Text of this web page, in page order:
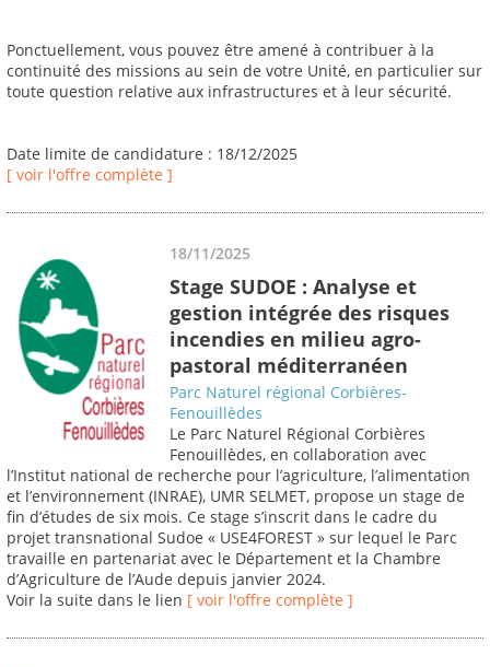
Ponctuellement, vous pouvez être amené à contribuer à la
continuité des missions au sein de votre Unité, en particulier sur
toute question relative aux infrastructures et à leur sécurité.
Date limite de candidature : 18/12/2025
[ voir l'offre complète ]
18/11/2025
Stage SUDOE : Analyse et
gestion intégrée des risques
incendies en milieu agro-
pastoral méditerranéen
Parc Naturel régional Corbières-
Fenouillèdes
Le Parc Naturel Régional Corbières
Fenouillèdes, en collaboration avec
l’Institut national de recherche pour l’agriculture, l’alimentation
et l’environnement (INRAE), UMR SELMET, propose un stage de
fin d’études de six mois. Ce stage s’inscrit dans le cadre du
projet transnational Sudoe « USE4FOREST » sur lequel le Parc
travaille en partenariat avec le Département et la Chambre
d’Agriculture de l’Aude depuis janvier 2024.
Voir la suite dans le lien [ voir l'offre complète ]